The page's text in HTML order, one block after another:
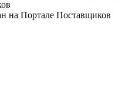
на Портале Поставщиков